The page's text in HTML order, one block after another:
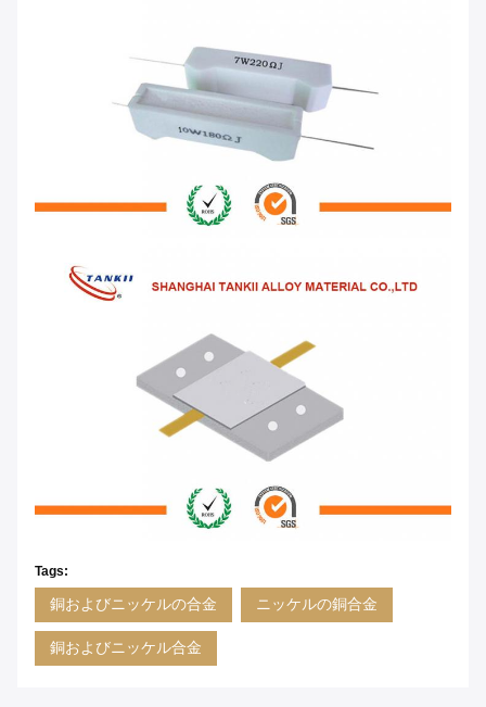
Tags:
銅およびニッケルの合金 ニッケルの銅合金
銅およびニッケル合金